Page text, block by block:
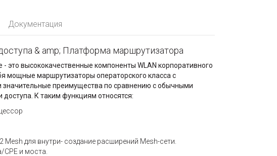
Документация
& amp; Платформа маршрутизатора
- это высококачественные компоненты WLAN корпоративного
мощные маршрутизаторы операторского класса с
преимущества по сравнению с обычными
К таким функциям относятся:
для внутри- создание расширений Mesh-сети.
и моста.